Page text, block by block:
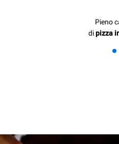
Pieno
dipizza